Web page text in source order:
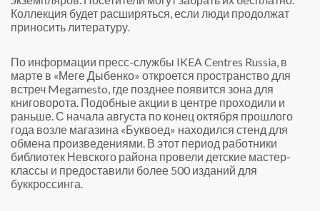
Коллекция будет расширяться, если люди продолжат
приносить литературу.
По информации пресс-службы IKEA Centres Russia, в
марте в «Меге Дыбенко» откроется пространство для
встреч Megamesto, где позднее появится зона для
книговорота. Подобные акции в центре проходили и
раньше. С начала августа по конец октября прошлого
года возле магазина «Буквоед» находился стенд для
обмена произведениями. В этот период работники
библиотек Невского района провели детские мастер-
классы и предоставили более 500 изданий для
буккроссинга.